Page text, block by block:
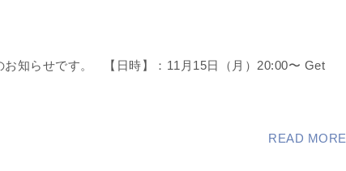
知らせです。 【日時】：11月15日（月）20:00〜 Get
READ MORE